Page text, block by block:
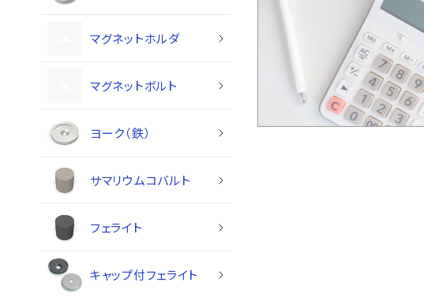
マグネットホルダ
マグネットボルト
ヨーク（鉄）
サマリウムコバルト
フェライト
キャップ付フェライト